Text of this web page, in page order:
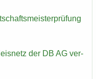
der DB AG ver­